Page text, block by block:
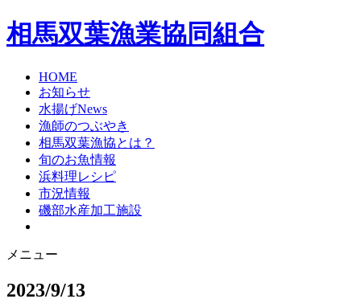
相馬双葉漁業協同組合
HOME
お知らせ
水揚げNews
漁師のつぶやき
相馬双葉漁協とは？
旬のお魚情報
浜料理レシピ
市況情報
磯部水産加工施設
メニュー
2023/9/13